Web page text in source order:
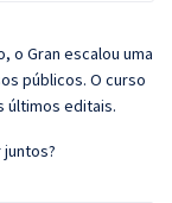
o Gran escalou uma
públicos. O curso
últimos editais.